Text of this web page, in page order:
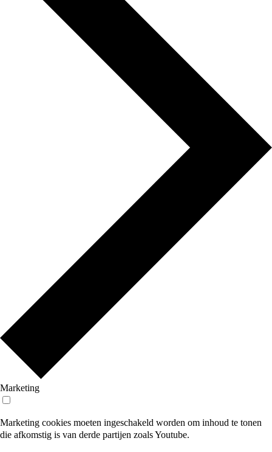
Marketing
Marketing cookies moeten ingeschakeld worden om inhoud te tonen
die afkomstig is van derde partijen zoals Youtube.